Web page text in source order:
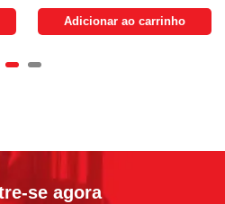
Adicionar ao carrinho
se agora